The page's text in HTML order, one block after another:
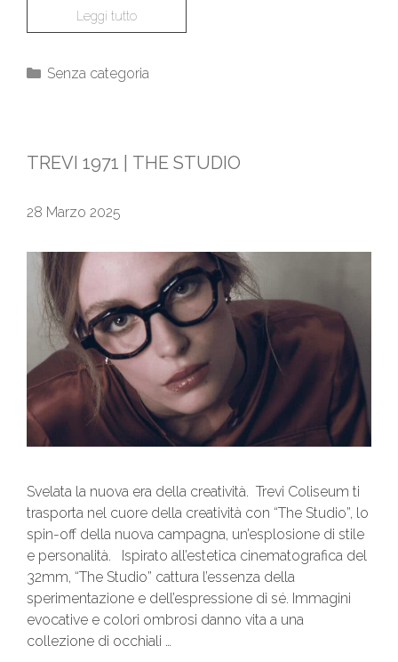
Leggi tutto
Senza categoria
TREVI 1971 | THE STUDIO
28 Marzo 2025
Svelata la nuova era della creatività. Trevi Coliseum ti
trasporta nel cuore della creatività con “The Studio”, lo
spin-off della nuova campagna, un’esplosione di stile
e personalità. Ispirato all’estetica cinematografica del
32mm, “The Studio” cattura l’essenza della
sperimentazione e dell’espressione di sé. Immagini
evocative e colori ombrosi danno vita a una
collezione di occhiali …